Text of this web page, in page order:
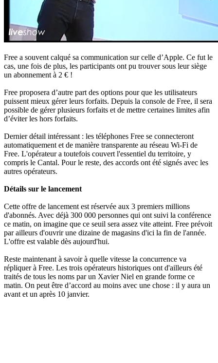
Free a souvent calqué sa communication sur celle d’Apple. Ce fut le
cas, une fois de plus, les participants ont pu trouver sous leur siège
un abonnement à 2 € !
Free proposera d’autre part des options pour que les utilisateurs
puissent mieux gérer leurs forfaits. Depuis la console de Free, il sera
possible de gérer plusieurs forfaits et de mettre certaines limites afin
d’éviter les hors forfaits.
Dernier détail intéressant : les téléphones Free se connecteront
automatiquement et de manière transparente au réseau Wi-Fi de
Free. L'opérateur a toutefois couvert l'essentiel du territoire, y
compris le Cantal. Pour le reste, des accords ont été signés avec les
autres opérateurs.
Détails sur le lancement
Cette offre de lancement est réservée aux 3 premiers millions
d'abonnés. Avec déjà 300 000 personnes qui ont suivi la conférence
ce matin, on imagine que ce seuil sera assez vite atteint. Free prévoit
par ailleurs d'ouvrir une dizaine de magasins d'ici la fin de l'année.
L'offre est valable dès aujourd'hui.
Reste maintenant à savoir à quelle vitesse la concurrence va
répliquer à Free. Les trois opérateurs historiques ont d'ailleurs été
traités de tous les noms par un Xavier Niel en grande forme ce
matin. On peut être d’accord au moins avec une chose : il y aura un
avant et un après 10 janvier.